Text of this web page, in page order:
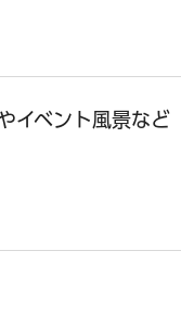
イベント風景など